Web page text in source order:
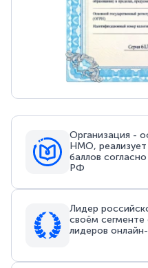
Организация -
НМО, реализует
баллов
РФ
Лидер
своём
лидеров